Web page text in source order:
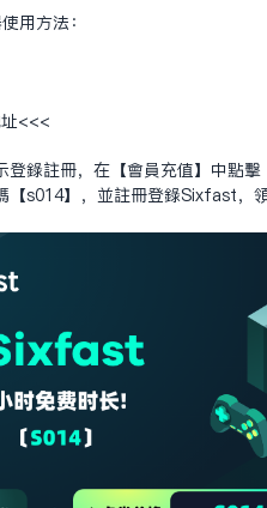
用方法：
<<<
登录注册，在【会员充值】中点
【s014】，并注册登录Sixfast，领